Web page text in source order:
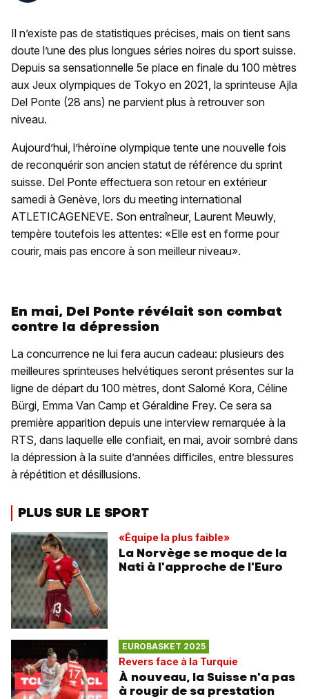
Il n’existe pas de statistiques précises, mais on tient sans
doute l’une des plus longues séries noires du sport suisse.
Depuis sa sensationnelle 5e place en finale du 100 mètres
aux Jeux olympiques de Tokyo en 2021, la sprinteuse Ajla
Del Ponte (28 ans) ne parvient plus à retrouver son
niveau.
Aujourd’hui, l’héroïne olympique tente une nouvelle fois
de reconquérir son ancien statut de référence du sprint
suisse. Del Ponte effectuera son retour en extérieur
samedi à Genève, lors du meeting international
ATLETICAGENEVE. Son entraîneur, Laurent Meuwly,
tempère toutefois les attentes: «Elle est en forme pour
courir, mais pas encore à son meilleur niveau».
En mai, Del Ponte révélait son combat
contre la dépression
La concurrence ne lui fera aucun cadeau: plusieurs des
meilleures sprinteuses helvétiques seront présentes sur la
ligne de départ du 100 mètres, dont Salomé Kora, Céline
Bürgi, Emma Van Camp et Géraldine Frey. Ce sera sa
première apparition depuis une interview remarquée à la
RTS, dans laquelle elle confiait, en mai, avoir sombré dans
la dépression à la suite d’années difficiles, entre blessures
à répétition et désillusions.
PLUS SUR LE SPORT
«Équipe la plus faible»
La Norvège se moque de la
Nati à l'approche de l'Euro
EUROBASKET 2025
Revers face à la Turquie
À nouveau, la Suisse n'a pas
à rougir de sa prestation